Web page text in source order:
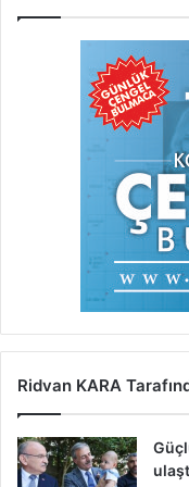
Ridvan KARA